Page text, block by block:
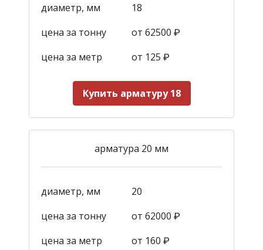
диаметр, мм
18
цена за тонну
от 62500 ₽
цена за метр
от 125 ₽
Купить арматуру 18
арматура 20 мм
диаметр, мм
20
цена за тонну
от 62000 ₽
цена за метр
от 160 ₽